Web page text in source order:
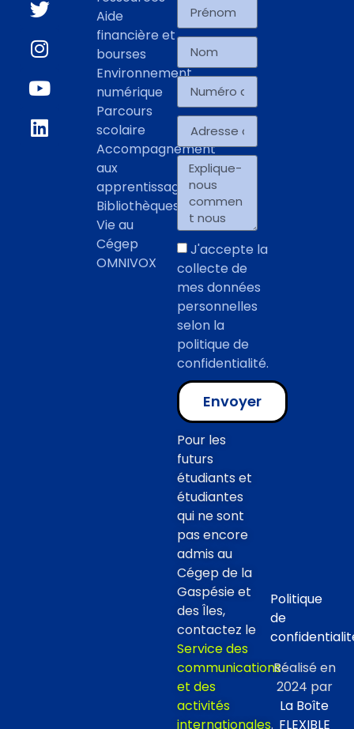
Aide
financière et
bourses
Environnement
numérique
Parcours
scolaire
Accompagnement
aux
apprentissages
Bibliothèques
Vie au
Cégep
OMNIVOX
J'accepte la
collecte de
mes données
personnelles
selon la
politique de
confidentialité.
Envoyer
Pour les
futurs
étudiants et
étudiantes
qui ne sont
pas encore
admis au
Cégep de la
Gaspésie et
des Îles,
contactez le
Service des
communications
et des
activités
internationales.
Réalisé en
2024 par
La Boîte
FLEXIBLE
Politique
de